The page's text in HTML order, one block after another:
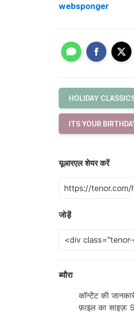
websponger
HOLIDAY
ITS YOUR
यूआरएल शेयर करें
जोड़ें
ब्यौरा
कॉन्टेंट की
फ़ाइल का साइज़: